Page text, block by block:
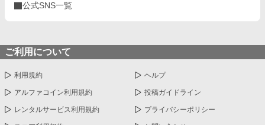
公式SNS一覧
ご利用について
利用規約 ヘルプ
アルファコイン利用規約 投稿ガイドライン
レンタルサービス利用規約 プライバシーポリシー